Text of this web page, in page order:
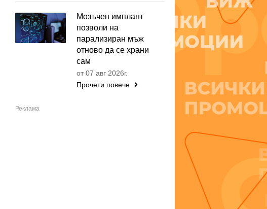
Мозъчен имплант
позволи на
парализиран мъж
отново да се храни
сам
от 07 авг 2026г.
Прочети повече